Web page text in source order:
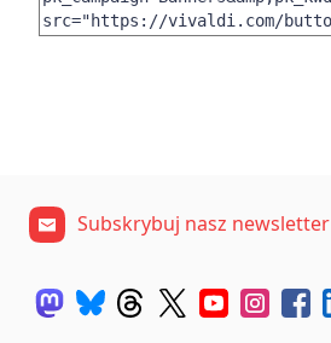
Subskrybuj nasz newsletter